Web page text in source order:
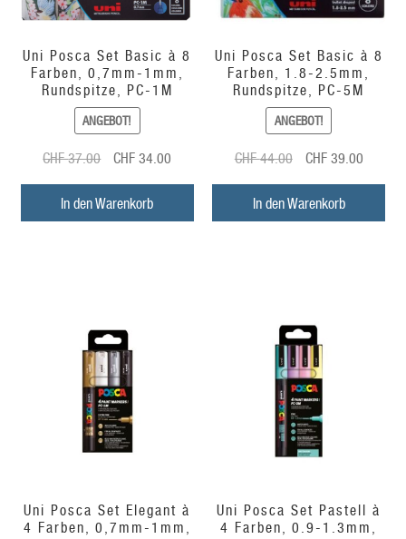
Uni Posca Set Basic à 8
Farben, 0,7mm-1mm,
Rundspitze, PC-1M
ANGEBOT!
CHF37.00
Ursprünglicher
war:
CHF
CHF34.00
CHF
In den Warenkorb
Uni Posca Set Basic à 8
Farben, 1.8-2.5mm,
Rundspitze, PC-5M
ANGEBOT!
CHF44.00
Ursprünglicher
war:
CHF
CHF 39.00
CHF
In den Warenkorb
Uni Posca Set Elegant à
4 Farben, 0,7mm-1mm,
Uni Posca Set Pastell à
4 Farben, 0.9-1.3mm,